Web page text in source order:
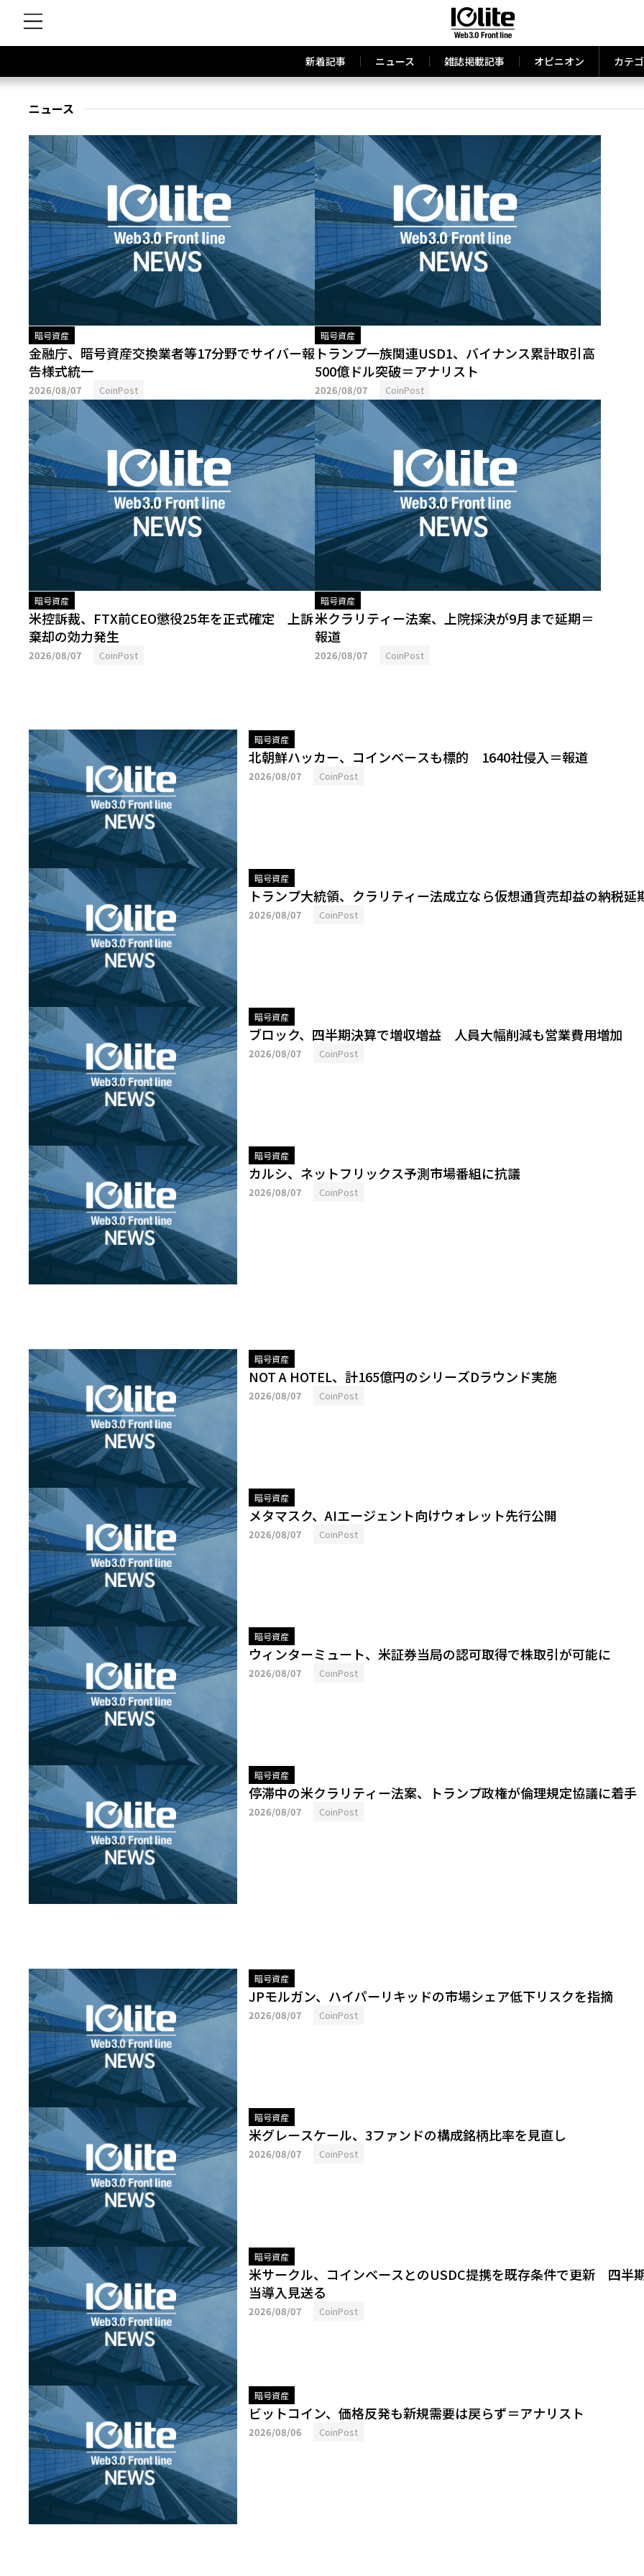
新着記事 ニュース 雑誌掲載記事 オピニオン カテ
ニュース
暗号資産
金融庁、暗号資産交換業者等17分野でサイバー報
告様式統一
2026/08/07 CoinPost
暗号資産
トランプ一族関連USD1、バイナンス累計取引高
500億ドル突破＝アナリスト
2026/08/07 CoinPost
暗号資産
米控訴裁、FTX前CEO懲役25年を正式確定 上訴
棄却の効力発生
2026/08/07 CoinPost
暗号資産
米クラリティー法案、上院採決が9月まで延期＝
報道
2026/08/07 CoinPost
暗号資産
北朝鮮ハッカー、コインベースも標的 1640社侵入＝報道
2026/08/07 CoinPost
暗号資産
トランプ大統領、クラリティー法成立なら仮想通貨売却益の納税延
2026/08/07 CoinPost
暗号資産
ブロック、四半期決算で増収増益 人員大幅削減も営業費用増加
2026/08/07 CoinPost
暗号資産
カルシ、ネットフリックス予測市場番組に抗議
2026/08/07 CoinPost
暗号資産
NOT A HOTEL、計165億円のシリーズDラウンド実施
2026/08/07 CoinPost
暗号資産
メタマスク、AIエージェント向けウォレット先行公開
2026/08/07 CoinPost
暗号資産
ウィンターミュート、米証券当局の認可取得で株取引が可能に
2026/08/07 CoinPost
暗号資産
停滞中の米クラリティー法案、トランプ政権が倫理規定協議に着手
2026/08/07 CoinPost
暗号資産
JPモルガン、ハイパーリキッドの市場シェア低下リスクを指摘
2026/08/07 CoinPost
暗号資産
米グレースケール、3ファンドの構成銘柄比率を見直し
2026/08/07 CoinPost
暗号資産
米サークル、コインベースとのUSDC提携を既存条件で更新 四半
当導入見送る
2026/08/07 CoinPost
暗号資産
ビットコイン、価格反発も新規需要は戻らず＝アナリスト
2026/08/06 CoinPost